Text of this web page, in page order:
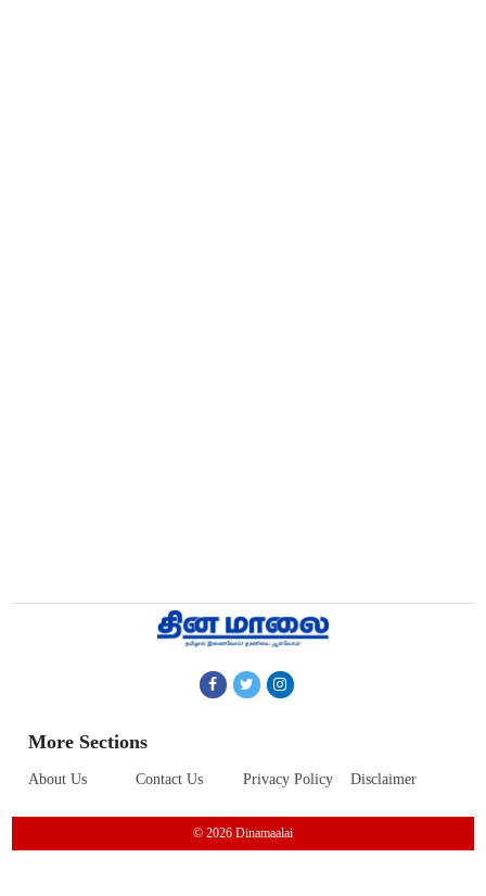
More Sections
About Us Contact Us Privacy Policy Disclaimer
© 2026 Dinamaalai